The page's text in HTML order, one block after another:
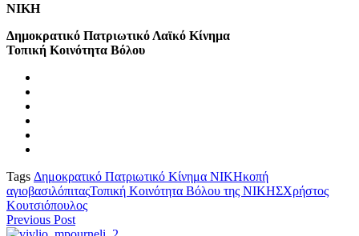
ΝΙΚΗ
Δημοκρατικό Πατριωτικό Λαϊκό Κίνημα
Τοπική Κοινότητα Βόλου
Tags Δημοκρατικό Πατριωτικό Κίνημα ΝΙΚΗκοπή
αγιοβασιλόπιταςΤοπική Κοινότητα Βόλου της ΝΙΚΗΣΧρήστος
Κουτσιόπουλος
Previous Post